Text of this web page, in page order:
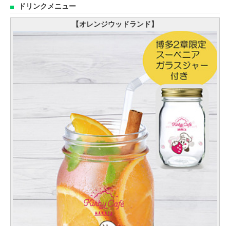
ドリンクメニュー
【オレンジウッドランド】